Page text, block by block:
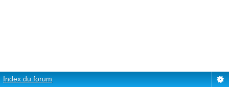
Index du forum